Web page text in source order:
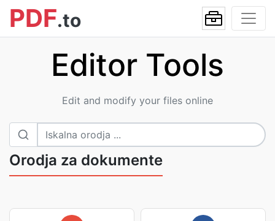
PDF.to
Editor Tools
Edit and modify your files online
Orodja za dokumente